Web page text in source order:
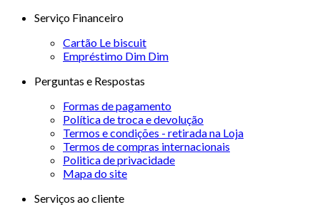
Serviço Financeiro
Cartão Le biscuit
Empréstimo Dim Dim
Perguntas e Respostas
Formas de pagamento
Política de troca e devolução
Termos e condições - retirada na Loja
Termos de compras internacionais
Politica de privacidade
Mapa do site
Serviços ao cliente